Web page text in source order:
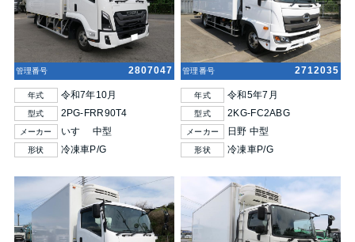
管理番号 2807047
年式 令和7年10月
型式 2PG-FRR90T4
メーカー いすゞ 中型
形状 冷凍車P/G
管理番号 2712035
年式 令和5年7月
型式 2KG-FC2ABG
メーカー 日野 中型
形状 冷凍車P/G